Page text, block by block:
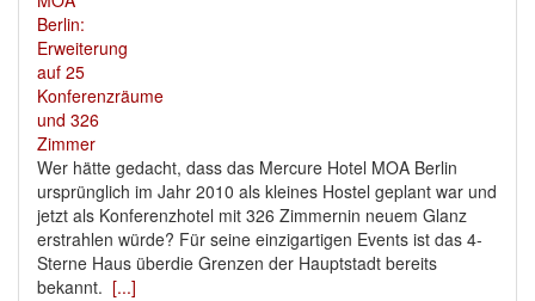
Wer hätte gedacht, dass das Mercure Hotel MOA Berlin
ursprünglich im Jahr 2010 als kleines Hostel geplant war und
jetzt als Konferenzhotel mit 326 Zimmernin neuem Glanz
erstrahlen würde? Für seine einzigartigen Events ist das 4-
Sterne Haus überdie Grenzen der Hauptstadt bereits
bekannt. [...]